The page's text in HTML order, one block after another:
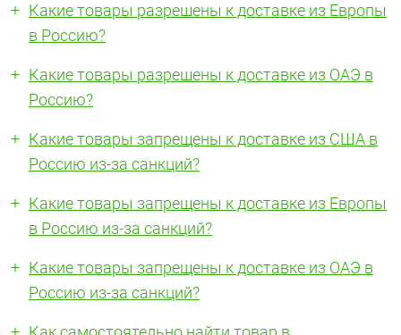
Какие товары разрешены к доставке из Европы
в Россию?
Какие товары разрешены к доставке из ОАЭ в
Россию?
Какие товары запрещены к доставке из США в
Россию из-за санкций?
Какие товары запрещены к доставке из Европы
в Россию из-за санкций?
Какие товары запрещены к доставке из ОАЭ в
Россию из-за санкций?